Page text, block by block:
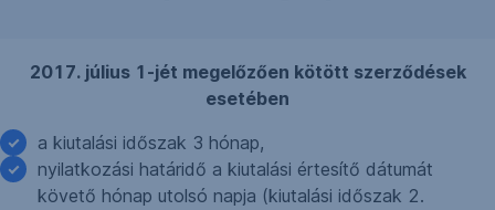
2017. július 1-jét megelőzően kötött szerződések
esetében
a kiutalási időszak 3 hónap,
nyilatkozási határidő a kiutalási értesítő dátumát
követő hónap utolsó napja (kiutalási időszak 2.